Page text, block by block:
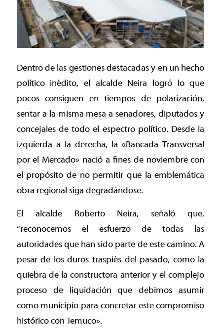
Dentro de las gestiones destacadas y en un hecho
político inédito, el alcalde Neira logró lo que
pocos consiguen en tiempos de polarización,
sentar a la misma mesa a senadores, diputados y
concejales de todo el espectro político. Desde la
izquierda a la derecha, la «Bancada Transversal
por el Mercado» nació a fines de noviembre con
el propósito de no permitir que la emblemática
obra regional siga degradándose.
El alcalde Roberto Neira, señaló que,
“reconocemos el esfuerzo de todas las
autoridades que han sido parte de este camino. A
pesar de los duros traspiés del pasado, como la
quiebra de la constructora anterior y el complejo
proceso de liquidación que debimos asumir
como municipio para concretar este compromiso
histórico con Temuco».